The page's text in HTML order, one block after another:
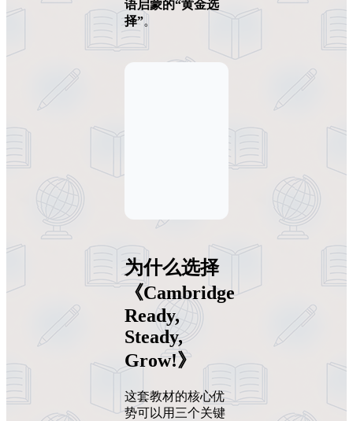
语启蒙的“黄金选
择”。
为什么选择
《Cambridge
Ready,
Steady,
Grow!》
这套教材的核心优
势可以用三个关键